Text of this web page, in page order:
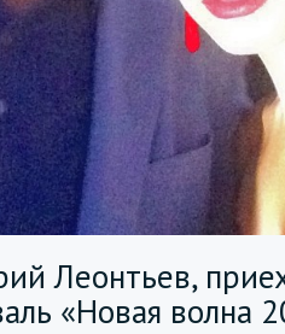
Леонтьев,
«Новая волна